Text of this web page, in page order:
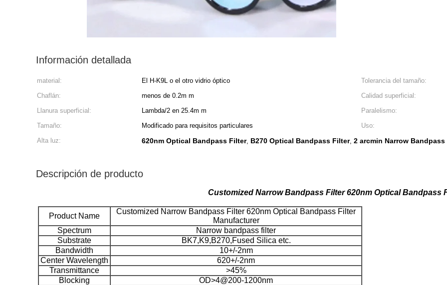
Información detallada
material: El H-K9L o el otro vidrio óptico
Tolerancia del tamaño:
Chaflán:
menos de 0.2m m
Calidad superficial:
Llanura superficial:
Lambda/2 en 25.4m m
Paralelismo:
Tamaño:
Modificado para requisitos particulares
Uso:
Alta luz:
620nm Optical Bandpass Filter, B270 Optical Bandpass Filter, 2 arcmin Narrow
Descripción de producto
Customized Narrow Bandpass Filter 620nm Optical Bandpass
Product Name
Customized Narrow Bandpass Filter 620nm Optical Bandpass Filter
Manufacturer
Spectrum
Narrow bandpass filter
Substrate
BK7,K9,B270,Fused Silica etc.
Bandwidth
10+/-2nm
Center Wavelength
620+/-2nm
Transmittance
>45%
Blocking
OD>4@200-1200nm